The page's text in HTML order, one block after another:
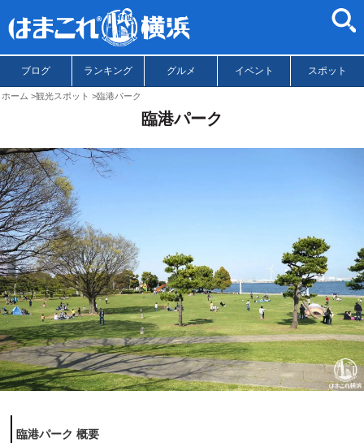
ブログ ランキング グルメ イベント スポット
ホーム 観光スポット 臨港パーク
臨港パーク
臨港パーク 概要